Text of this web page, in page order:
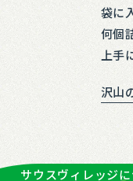
袋に
何個
上手
沢山
サウスヴィレッジ